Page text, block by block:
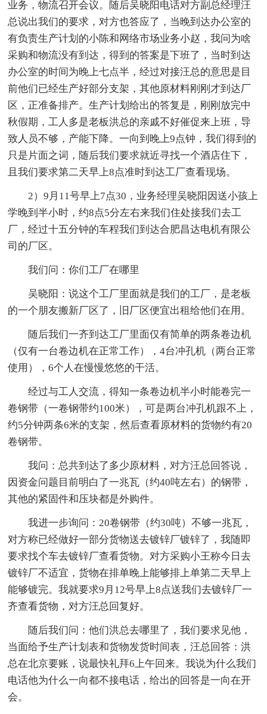
业务，物流召开会议。随后吴晓阳电话对方副总经理汪
总说出我们的要求，对方也答应了，当晚到达办公室的
有负责生产计划的小陈和网络市场业务小赵，我问为啥
采购和物流没有到达，得到的答案是下班了，当时到达
办公室的时间为晚上七点半，经过对接汪总的意思是目
前他们已经生产好部分支架，其他原材料刚刚才到达厂
区，正准备排产。生产计划给出的答复是，刚刚放完中
秋假期，工人多是老板洪总的亲戚不好催促来上班，导
致人员不够，产能下降。一向到晚上9点钟，我们得到的
只是片面之词，随后我们要求就近寻找一个酒店住下，
且我们要求第二天早上8点准时到达工厂查看现场。
2）9月11号早上7点30，业务经理吴晓阳因送小孩上
学晚到半小时，约8点5分左右来我们住处接我们去工
厂，经过十五分钟的车程我们到达合肥昌达电机有限公
司的厂区。
我们问：你们工厂在哪里
吴晓阳：说这个工厂里面就是我们的工厂，是老板
的一个朋友搬新厂区了，旧厂区便宜出租给他们在用。
随后我们一齐到达工厂里面仅有简单的两条卷边机
（仅有一台卷边机在正常工作），4台冲孔机（两台正常
使用），6个人在慢慢悠悠的干活。
经过与工人交流，得知一条卷边机半小时能卷完一
卷钢带（一卷钢带约100米），可是两台冲孔机跟不上，
约5分钟两条6米的支架，然后查看原材料的货物约有20
卷钢带。
我问：总共到达了多少原材料，对方汪总回答说，
因资金问题目前明白了一兆瓦（约40吨左右）的钢带，
其他的紧固件和压块都是外购件。
我进一步询问：20卷钢带（约30吨）不够一兆瓦，
对方称已经做好一部分货物送去镀锌厂镀锌了，我随即
要求找个车去镀锌厂查看货物。对方采购小王称今日去
镀锌厂不适宜，货物在排单晚上能够排上单第二天早上
能够镀完。我就要求9月12号早上8点送我们去镀锌厂一
齐查看货物，对方汪总回复好。
随后我们问：他们洪总去哪里了，我们要求见他，
当面给予生产计划表和货物发货时间表，汪总回答：洪
总在北京要账，说最快礼拜6上午回来。我说为什么我们
电话他为什么一向都不接电话，给出的回答是一向在开
会。